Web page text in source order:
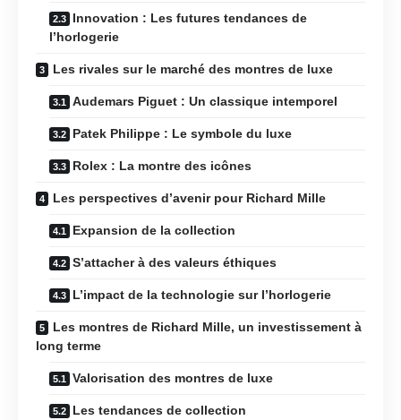
Innovation : Les futures tendances de
l’horlogerie
Les rivales sur le marché des montres de luxe
Audemars Piguet : Un classique intemporel
Patek Philippe : Le symbole du luxe
Rolex : La montre des icônes
Les perspectives d’avenir pour Richard Mille
Expansion de la collection
S’attacher à des valeurs éthiques
L’impact de la technologie sur l’horlogerie
Les montres de Richard Mille, un investissement à
long terme
Valorisation des montres de luxe
Les tendances de collection